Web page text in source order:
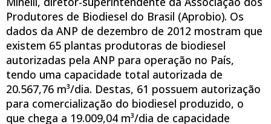
Produtores de Biodiesel do Brasil (Aprobio). Os
dados da ANP de dezembro de 2012 mostram que
existem 65 plantas produtoras de biodiesel
autorizadas pela ANP para operação no País,
tendo uma capacidade total autorizada de
20.567,76 m³/dia. Destas, 61 possuem autorização
para comercialização do biodiesel produzido, o
que chega a 19.009,04 m³/dia de capacidade